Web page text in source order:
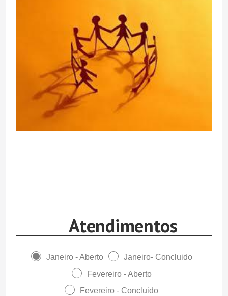
Atendimentos
Janeiro - Aberto
Janeiro- Concluido
Fevereiro - Aberto
Fevereiro - Concluido